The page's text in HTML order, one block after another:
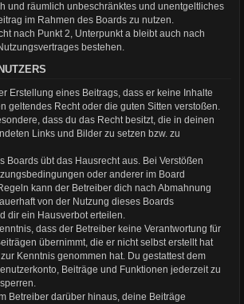
und räumlich unbeschränktes und unentgeltliches
im Rahmen des Boards zu nutzen.
nach Punkt 2, Unterpunkt a bleibt auch nach
bestehen.
Erstellung eines Beitrags, dass er keine Inhalte
geltendes Recht oder die guten Sitten verstoßen.
dass du das Recht besitzt, die in deinen
Links und Bilder zu setzen bzw. zu
Boards übt das Hausrecht aus. Bei Verstößen
oder anderer im Board
kann der Betreiber dich nach Abmahnung
von der Nutzung dieses Boards
dir ein Hausverbot erteilen.
dass der Betreiber keine Verantwortung für
übernimmt, die er nicht selbst erstellt hat
Kenntnis genommen hat. Du gestattest dem
Beiträge und Funktionen jederzeit zu
Betreiber darüber hinaus, deine Beiträge